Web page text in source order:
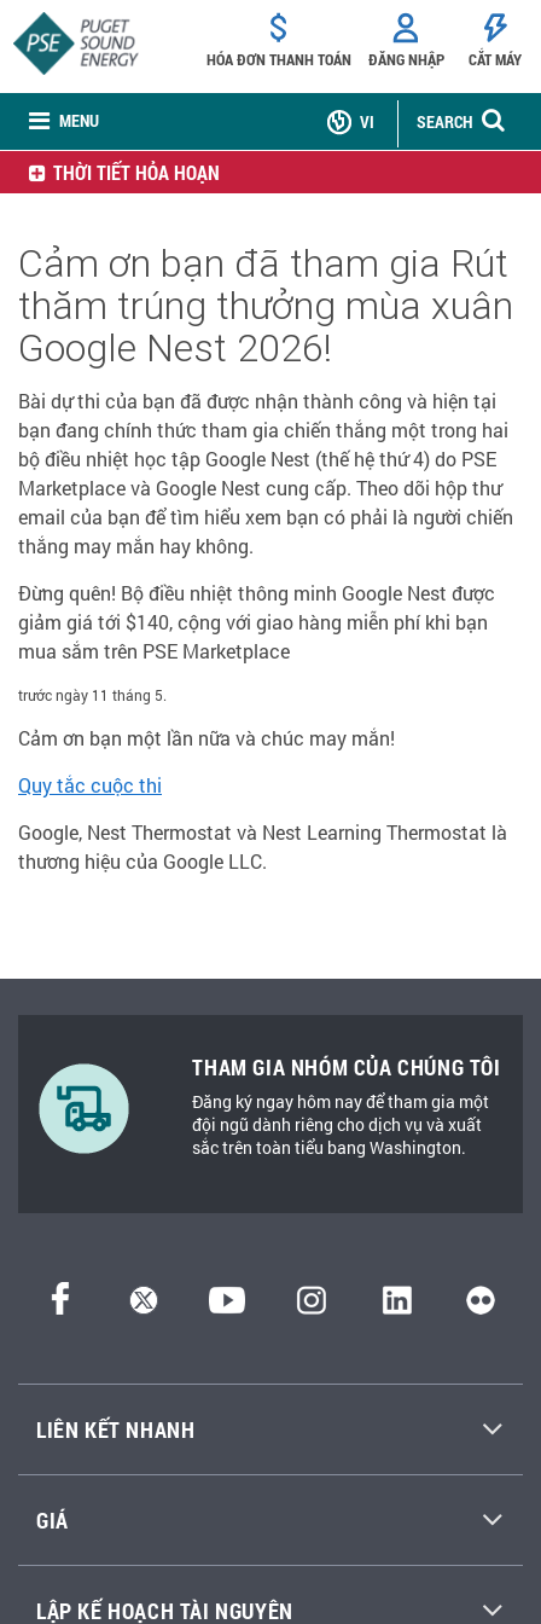
MENU
HÓA ĐƠN THANH TOÁN ĐĂNG NHẬP CẮT MÁY
SEARCH
VI
THỜI TIẾT HỎA HOẠN
Cảm ơn bạn đã tham gia Rút
thăm trúng thưởng mùa xuân
Google Nest 2026!
Bài dự thi của bạn đã được nhận thành công và hiện tại
bạn đang chính thức tham gia chiến thắng một trong hai
bộ điều nhiệt học tập Google Nest (thế hệ thứ 4) do PSE
Marketplace và Google Nest cung cấp. Theo dõi hộp thư
email của bạn để tìm hiểu xem bạn có phải là người chiến
thắng may mắn hay không.
Đừng quên! Bộ điều nhiệt thông minh Google Nest được
giảm giá tới $140, cộng với giao hàng miễn phí khi bạn
mua sắm trên PSE Marketplace
trước ngày 11 tháng 5.
Cảm ơn bạn một lần nữa và chúc may mắn!
Quy tắc cuộc thi
Google, Nest Thermostat và Nest Learning Thermostat là
thương hiệu của Google LLC.
THAM GIA NHÓM CỦA CHÚNG TÔI
Đăng ký ngay hôm nay để tham gia một
đội ngũ dành riêng cho dịch vụ và xuất
sắc trên toàn tiểu bang Washington.
LIÊN KẾT NHANH
GIÁ
LẬP KẾ HOẠCH TÀI NGUYÊN